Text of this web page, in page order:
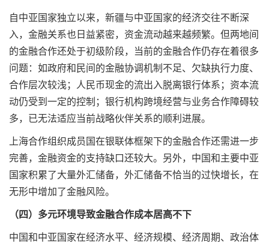
自中亚国家独立以来，新疆与中亚国家的经济交往不断深
入，金融关系也日益紧密，资金流动越来越频繁。但两地间
的金融合作还处于初级阶段，当前的金融合作仍存在着很多
问题：如政府和民间的金融协调机制不足、欠缺执行力度、
合作层次较浅；人民币现金的流出入脱离银行体系；资本流
动仍受到一定的控制；银行机构跨境经营与业务合作障碍较
多，已无法适应当前战略伙伴关系的顺利进展。
上海合作组织成员国在银联体框架下的金融合作还需进一步
完善，金融资金的支持缺口还较大。另外，中国和主要中亚
国家积累了大量外汇储备，外汇储备不恰当的过快增长，在
无形中增加了金融风险。
（四）多元环境导致金融合作成本居高不下
中国和中亚国家在经济水平、经济规模、经济周期、政治体